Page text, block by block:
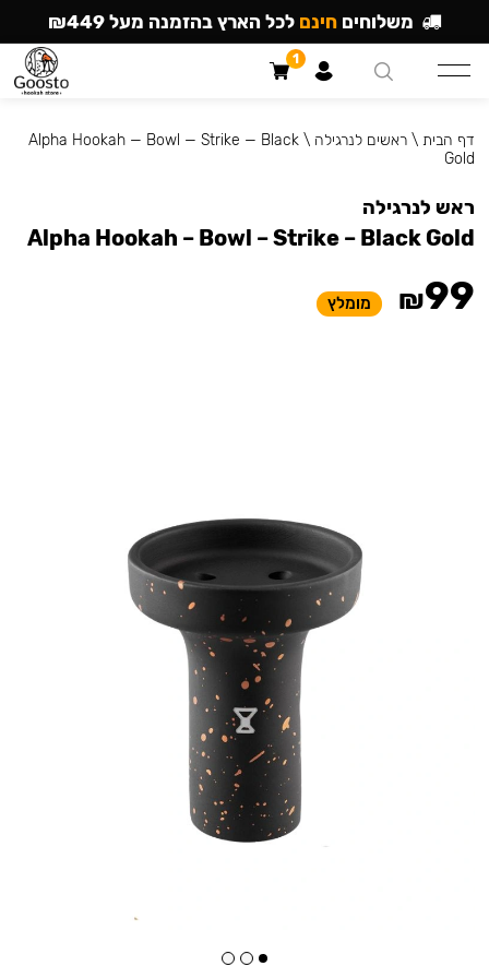
דף הבית \ראשים לנרגילה \
Alpha Hookah — Bowl — Strike — Black
Gold
ראש לנרגילה
Alpha Hookah – Bowl – Strike – Black Gold
₪99 מומלץ
משלוחים חינם לכל הארץ בהזמנה מעל ₪449
1